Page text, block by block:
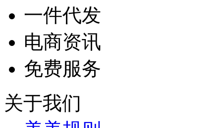
一件代发
电商资讯
免费服务
关于我们